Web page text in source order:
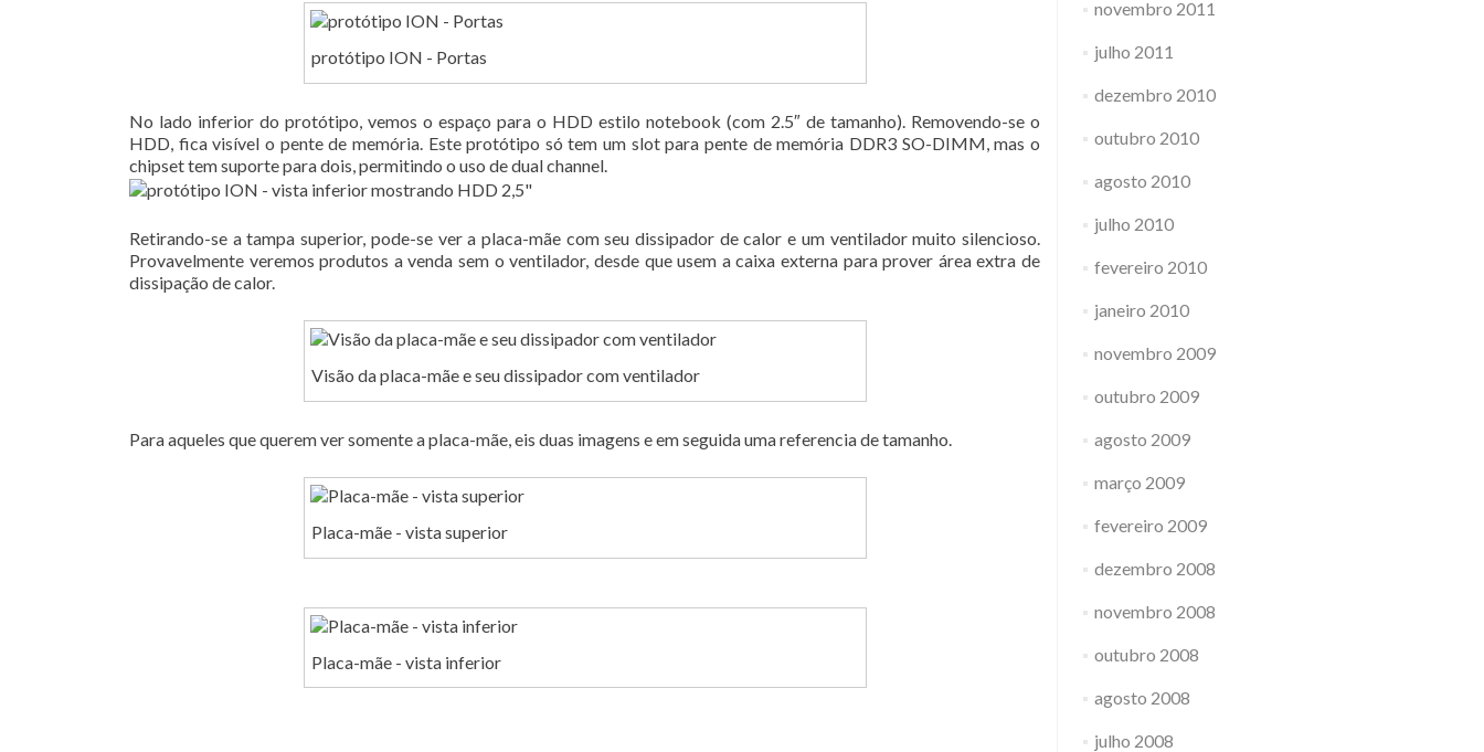
protótipo ION - Portas
No lado inferior do protótipo, vemos o espaço para o HDD estilo notebook (com 2.5″ de tamanho). Removendo-se o
HDD, fica visível o pente de memória. Este protótipo só tem um slot para pente de memória DDR3 SO-DIMM, mas o
chipset tem suporte para dois, permitindo o uso de dual channel.
Retirando-se a tampa superior, pode-se ver a placa-mãe com seu dissipador de calor e um ventilador muito silencioso.
Provavelmente veremos produtos a venda sem o ventilador, desde que usem a caixa externa para prover área extra de
dissipação de calor.
Visão da placa-mãe e seu dissipador com ventilador
Para aqueles que querem ver somente a placa-mãe, eis duas imagens e em seguida uma referencia de tamanho.
Placa-mãe - vista superior
Placa-mãe - vista inferior
novembro 2011
julho 2011
dezembro 2010
outubro 2010
agosto 2010
julho 2010
fevereiro 2010
janeiro 2010
novembro 2009
outubro 2009
agosto 2009
março 2009
fevereiro 2009
dezembro 2008
novembro 2008
outubro 2008
agosto 2008
julho 2008